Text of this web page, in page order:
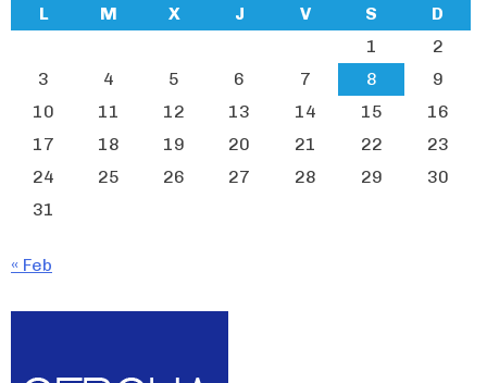
L
M X J V S
D
1
2
3
4 5 6 7 8
9
10
11 12 13 14 15
16
17
18 19 20 21 22
23
24
25 26 27 28 29
30
31
« Feb